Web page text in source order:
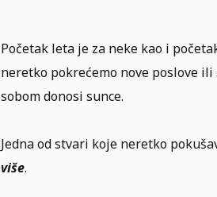
Početak leta je za neke kao i
neretko pokrećemo nove poslove
sobom donosi sunce.
Jedna od stvari koje neretko
više.